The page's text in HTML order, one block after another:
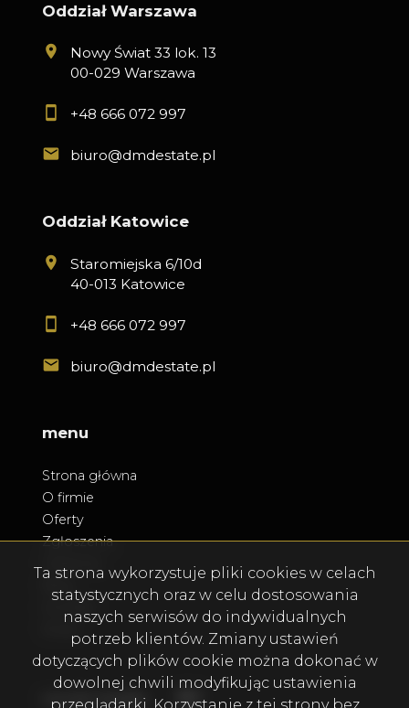
Oddział Warszawa
Nowy Świat 33 lok. 13
00-029 Warszawa
+48 666 072 997
biuro@dmdestate.pl
Oddział Katowice
Staromiejska 6/10d
40-013 Katowice
+48 666 072 997
biuro@dmdestate.pl
menu
Strona główna
O firmie
Oferty
Zgłoszenia
Kontakt
social media Facebook
Facebook
Ta strona wykorzystuje pliki cookies w celach
statystycznych oraz w celu dostosowania
naszych serwisów do indywidualnych
potrzeb klientów. Zmiany ustawień
dotyczących plików cookie można dokonać w
dowolnej chwili modyfikując ustawienia
przeglądarki. Korzystanie z tej strony bez